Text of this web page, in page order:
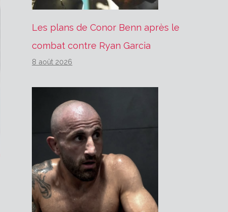
Les plans de Conor Benn après le
combat contre Ryan Garcia
8 août 2026